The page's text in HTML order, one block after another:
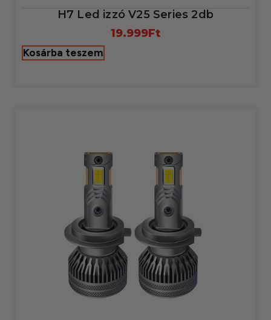
H7 Led izzó V25 Series 2db
19.999Ft
Kosárba teszem